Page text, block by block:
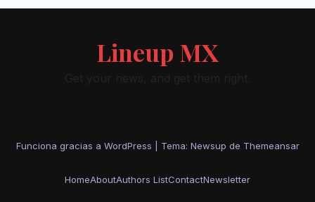
Lineup MX
Get your news, and get them right.
Funciona gracias a WordPress Tema: Newsup de Themeansar
HomeAboutAuthors ListContactNewsletter